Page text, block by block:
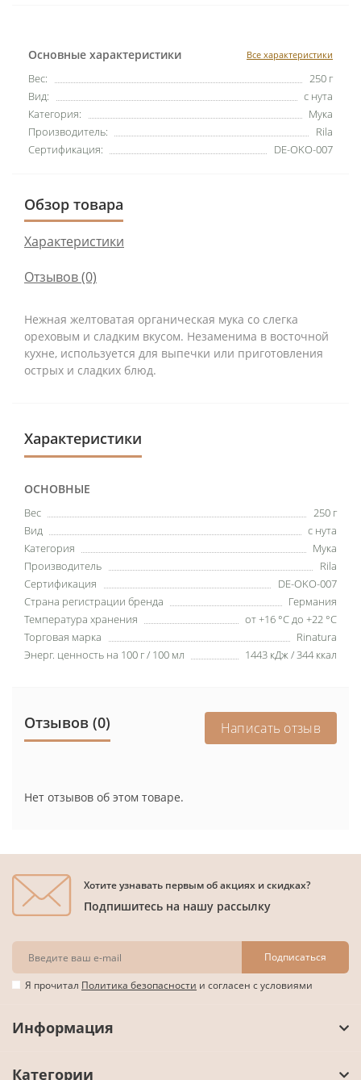
Основные характеристики Все характеристики
Вес:
250 г
Вид:
с нута
Категория:
Мука
Производитель:
Rila
Сертификация:
DE-OKO-007
Обзор товара
Характеристики
Отзывов (0)
Нежная желтоватая органическая мука со слегка
ореховым и сладким вкусом. Незаменима в восточной
кухне, используется для выпечки или приготовления
острых и сладких блюд.
Характеристики
ОСНОВНЫЕ
Вес
250 г
Вид
с нута
Категория
Мука
Производитель
Rila
Сертификация
DE-OKO-007
Страна регистрации бренда
Германия
Температура хранения
от +16 °C до +22 °C
Торговая марка
Rinatura
Энерг. ценность на 100 г / 100 мл
1443 кДж / 344 ккал
Отзывов (0) Написать отзыв
Нет отзывов об этом товаре.
Хотите узнавать первым об акциях и скидках?
Подпишитесь на нашу рассылку
Подписаться
Я прочитал Политика безопасности и согласен с условиями
Информация
Категории